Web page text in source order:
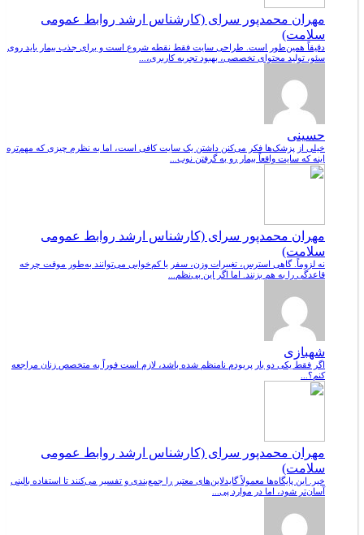
مهران محمدپور سرای (کارشناس ارشد روابط عمومی
سلامت)
دقیقاً همین‌طور است. طراحی سایت فقط نقطه شروع است و برای جذب بیمار باید روی
سئو، تولید محتوای تخصصی، بهبود تجربه کاربری،...
حسینی
خیلی از پزشک‌ها فکر می‌کنن داشتن یک سایت کافی است، اما به نظرم چیزی که مهم‌تره
اینه که سایت واقعاً بیمار رو به گرفتن نوب...
مهران محمدپور سرای (کارشناس ارشد روابط عمومی
سلامت)
نه لزوماً. گاهی استرس، تغییرات وزن، سفر یا کم‌خوابی می‌توانند به‌طور موقت چرخه
قاعدگی را به هم بزنند. اما اگر این بی‌نظم...
شهبازی
اگر فقط یکی دو بار پریودم نامنظم شده باشد، لازم است فوراً به متخصص زنان مراجعه
کنم؟...
مهران محمدپور سرای (کارشناس ارشد روابط عمومی
سلامت)
خیر. این پایگاه‌ها معمولاً گایدلاین‌های معتبر را جمع‌بندی و تفسیر می‌کنند تا استفاده بالینی
آسان‌تر شود، اما در موارد پی...